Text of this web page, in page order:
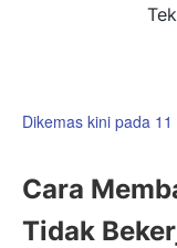
Dikemas kini pada
Cara
Tidak